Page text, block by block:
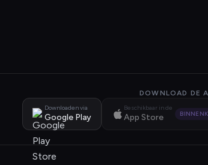
DOWNLOAD DE
Downloaden via
Google Play
Beschikbaar in de
App Store